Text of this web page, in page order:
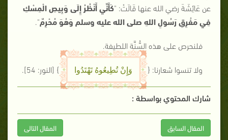
عن عَائِشَةَ رضي الله عنها قَالَتْ: "كَأَنِّي أَنْظُرُ إِلَى وَبِيصِ الْمِسْكِ
فِي مَفْرِقِ رَسُولِ اللهِ صلى الله عليه وسلم وَهُوَ مُحْرِمٌ".
فلنحرص على هذه السُّنَّة اللطيفة.
ولا تنسوا شعارنا: { وَإِنْ تُطِيعُوهُ تَهْتَدُوا } [النور: 54] .
شارك المحتوي بواسطة :
المقال السابق المقال التالى